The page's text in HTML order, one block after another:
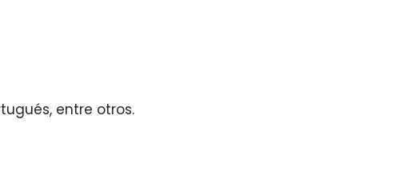
entre otros.